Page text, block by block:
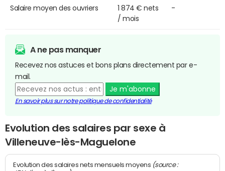
Salaire moyen des ouvriers
1 874 € nets
/ mois
-
A ne pas manquer
Recevez nos astuces et bons plans directement par e-
mail.
Je m'abonne
En savoir plus sur notre politique de confidentialité
Evolution des salaires par sexe à
Villeneuve-lès-Maguelone
Evolution des salaires nets mensuels moyens (source :